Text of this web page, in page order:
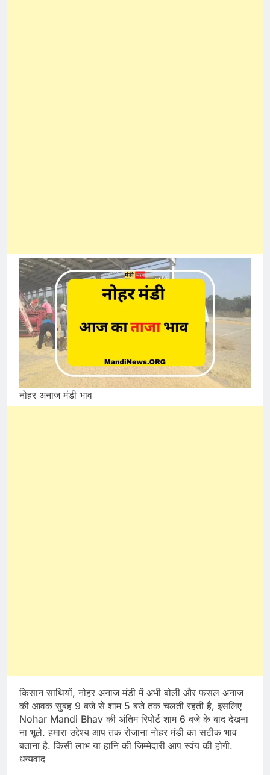
नोहर अनाज मंडी भाव
किसान साथियों, नोहर अनाज मंडी में अभी बोली और फसल अनाज
की आवक सुबह 9 बजे से शाम 5 बजे तक चलती रहती है, इसलिए
Nohar Mandi Bhav की अंतिम रिपोर्ट शाम 6 बजे के बाद देखना
ना भूले. हमारा उद्देश्य आप तक रोजाना नोहर मंडी का सटीक भाव
बताना है. किसी लाभ या हानि की जिम्मेदारी आप स्वंय की होगी.
धन्यवाद